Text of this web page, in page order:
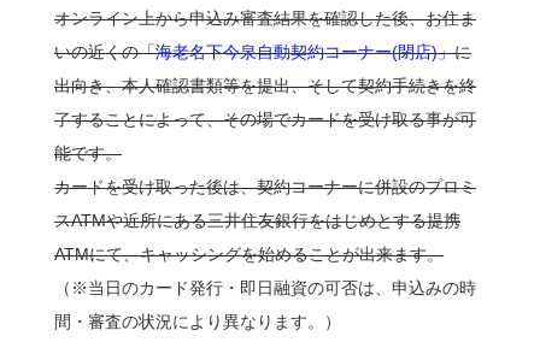
オンライン上から申込み審査結果を確認した後、お住ま
いの近くの「海老名下今泉自動契約コーナー(閉店)」に
出向き、本人確認書類等を提出、そして契約手続きを終
了することによって、その場でカードを受け取る事が可
能です。
カードを受け取った後は、契約コーナーに併設のプロミ
スATMや近所にある三井住友銀行をはじめとする提携
ATMにて、キャッシングを始めることが出来ます。
（※当日のカード発行・即日融資の可否は、申込みの時
間・審査の状況により異なります。）